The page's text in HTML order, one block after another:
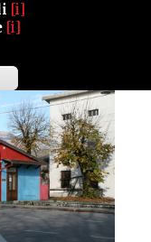
[i]
[i]
Withdraw
consent